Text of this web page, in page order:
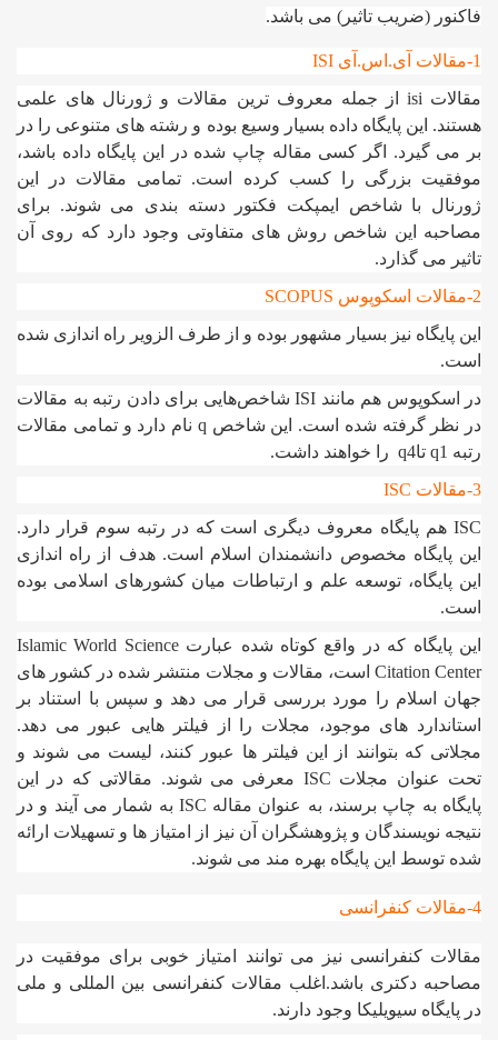
فاکنور (ضریب تاثیر) می باشد.
1-مقالات آی.اس.آی ISI
مقالات isi از جمله معروف ترین مقالات و ژورنال های علمی
هستند. این پایگاه داده بسیار وسیع بوده و رشته های متنوعی را در
بر می گیرد. اگر کسی مقاله چاپ شده در این پایگاه داده باشد،
موفقیت بزرگی را کسب کرده است. تمامی مقالات در این
ژورنال با شاخص ایمپکت فکتور دسته بندی می شوند. برای
مصاحبه این شاخص روش های متفاوتی وجود دارد که روی آن
تاثیر می گذارد.
2-مقالات اسکوپوس SCOPUS
این پایگاه نیز بسیار مشهور بوده و از طرف الزویر راه اندازی شده
است.
در اسکوپوس هم مانند ISI شاخص‌هایی برای دادن رتبه به مقالات
در نظر گرفته شده است. این شاخص q نام دارد و تمامی مقالات
رتبه q1 تاq4 را خواهند داشت.
3-مقالات ISC
ISC هم پایگاه معروف دیگری است که در رتبه سوم قرار دارد.
این پایگاه مخصوص دانشمندان اسلام است. هدف از راه اندازی
این پایگاه، توسعه علم و ارتباطات میان کشورهای اسلامی بوده
است.
این پایگاه که در واقع کوتاه شده عبارت Islamic World Science
Citation Center است، مقالات و مجلات منتشر شده در کشور های
جهان اسلام را مورد بررسی قرار می دهد و سپس با استناد بر
استاندارد های موجود، مجلات را از فیلتر هایی عبور می دهد.
مجلاتی که بتوانند از این فیلتر ها عبور کنند، لیست می شوند و
تحت عنوان مجلات ISC معرفی می شوند. مقالاتی که در این
پایگاه به چاپ برسند، به عنوان مقاله ISC به شمار می آیند و در
نتیجه نویسندگان و پژوهشگران آن نیز از امتیاز ها و تسهیلات ارائه
شده توسط این پایگاه بهره مند می شوند.
4-مقالات کنفرانسی
مقالات کنفرانسی نیز می توانند امتیاز خوبی برای موفقیت در
مصاحبه دکتری باشد.اغلب مقالات کنفرانسی بین المللی و ملی
در پایگاه سیویلیکا وجود دارند.